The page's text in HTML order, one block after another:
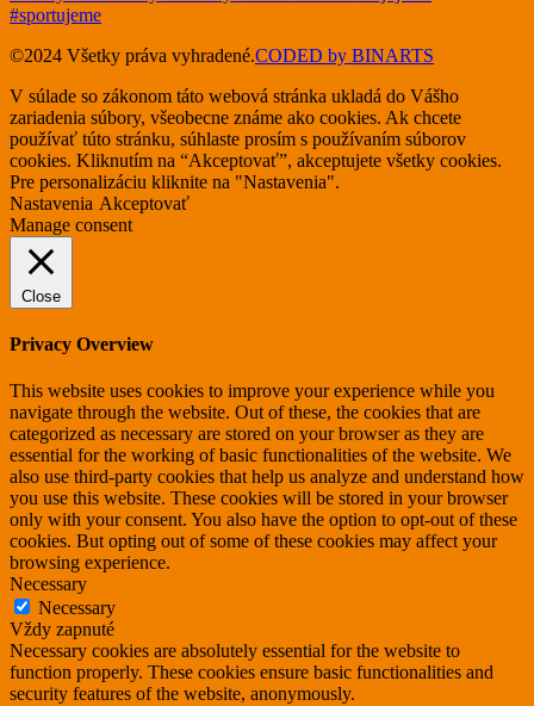
©2024 Všetky práva vyhradené.CODED by BINARTS
V súlade so zákonom táto webová stránka ukladá do Vášho
zariadenia súbory, všeobecne známe ako cookies. Ak chcete
používať túto stránku, súhlaste prosím s používaním súborov
cookies. Kliknutím na “Akceptovať”, akceptujete všetky cookies.
Pre personalizáciu kliknite na "Nastavenia".
Nastavenia Akceptovať
Manage consent
Close
Privacy Overview
This website uses cookies to improve your experience while you
navigate through the website. Out of these, the cookies that are
categorized as necessary are stored on your browser as they are
essential for the working of basic functionalities of the website. We
also use third-party cookies that help us analyze and understand how
you use this website. These cookies will be stored in your browser
only with your consent. You also have the option to opt-out of these
cookies. But opting out of some of these cookies may affect your
browsing experience.
Necessary
Necessary
Vždy zapnuté
Necessary cookies are absolutely essential for the website to
function properly. These cookies ensure basic functionalities and
security features of the website, anonymously.